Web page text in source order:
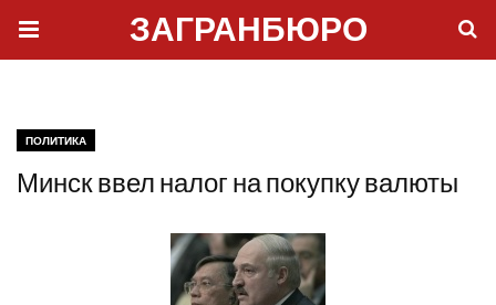
ЗАГРАНБЮРО
ПОЛИТИКА
Минск ввел налог на покупку валюты